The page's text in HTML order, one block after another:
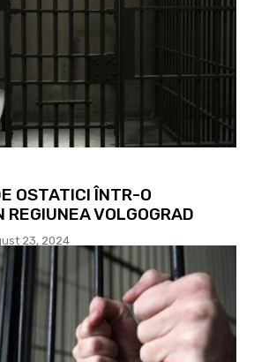
OSTATICI ÎNTR-O
REGIUNEA VOLGOGRAD
23, 2024